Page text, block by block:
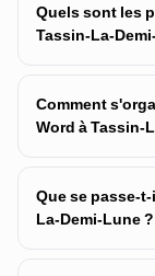
Quels sont les
Tassin-La-
Comment
Word à Tassin-
Que se passe-
La-Demi-Lune ?